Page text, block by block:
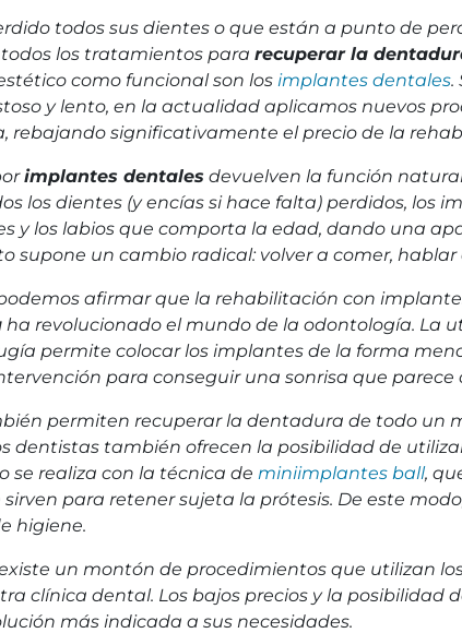
todos sus dientes o que están a punto de
los tratamientos para recuperar la
como funcional son los implantes dentales.
y lento, en la actualidad aplicamos nuevos
rebajando significativamente el precio de la
implantes dentales devuelven la función
los dientes (y encías si hace falta) perdidos, los
y los labios que comporta la edad, dando una
supone un cambio radical: volver a comer,
afirmar que la rehabilitación con
ha revolucionado el mundo de la odontología. La
permite colocar los implantes de la forma
para conseguir una sonrisa que
permiten recuperar la dentadura de todo un
dentistas también ofrecen la posibilidad de
se realiza con la técnica de miniimplantes ball,
para retener sujeta la prótesis. De este
higiene.
un montón de procedimientos que utilizan
clínica dental. Los bajos precios y la
más indicada a sus necesidades.